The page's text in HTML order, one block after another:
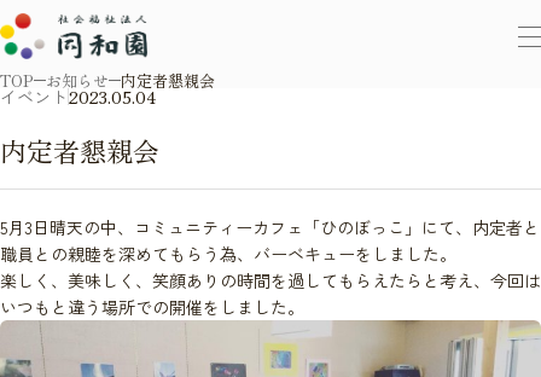
TOP お知らせ 内定者懇親会
イベント2023.05.04
内定者懇親会
5月3日晴天の中、コミュニティーカフェ「ひのぼっこ」にて、内定者と
職員との親睦を深めてもらう為、バーベキューをしました。
楽しく、美味しく、笑顔ありの時間を過してもらえたらと考え、今回は
いつもと違う場所での開催をしました。